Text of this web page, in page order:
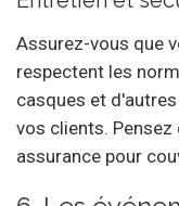
Assurez-vous que
respectent les
casques et
vos clients.
assurance pour